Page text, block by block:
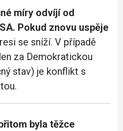
míry odvíjí od
Pokud znovu uspěje
se sníží. V případě
za Demokratickou
stav) je konflikt s
byla těžce